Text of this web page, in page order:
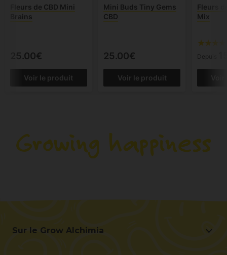
Fleurs de CBD Mini
Brains
25.00€
Voir le produit
Mini Buds Tiny Gems
CBD
25.00€
Voir le produit
Fleurs
Mix
Depuis
Sur le Grow Alchimia